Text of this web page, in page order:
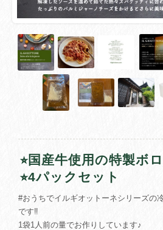
⭐︎国産牛使用の特製ボ
⭐︎4パックセット
#おうちでイルギオットーネシリーズの
です‼︎
1袋1人前の量でお作りしています♪